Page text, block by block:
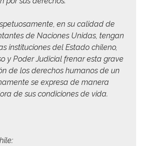
en su cal­i­dad de
de Naciones Unidas, ten­gan
insti­tu­ciones del Esta­do chileno,
y Poder Judi­cial fre­nar esta grave
de los dere­chos humanos de un
se expre­sa de man­era
de sus condi­ciones de vida.